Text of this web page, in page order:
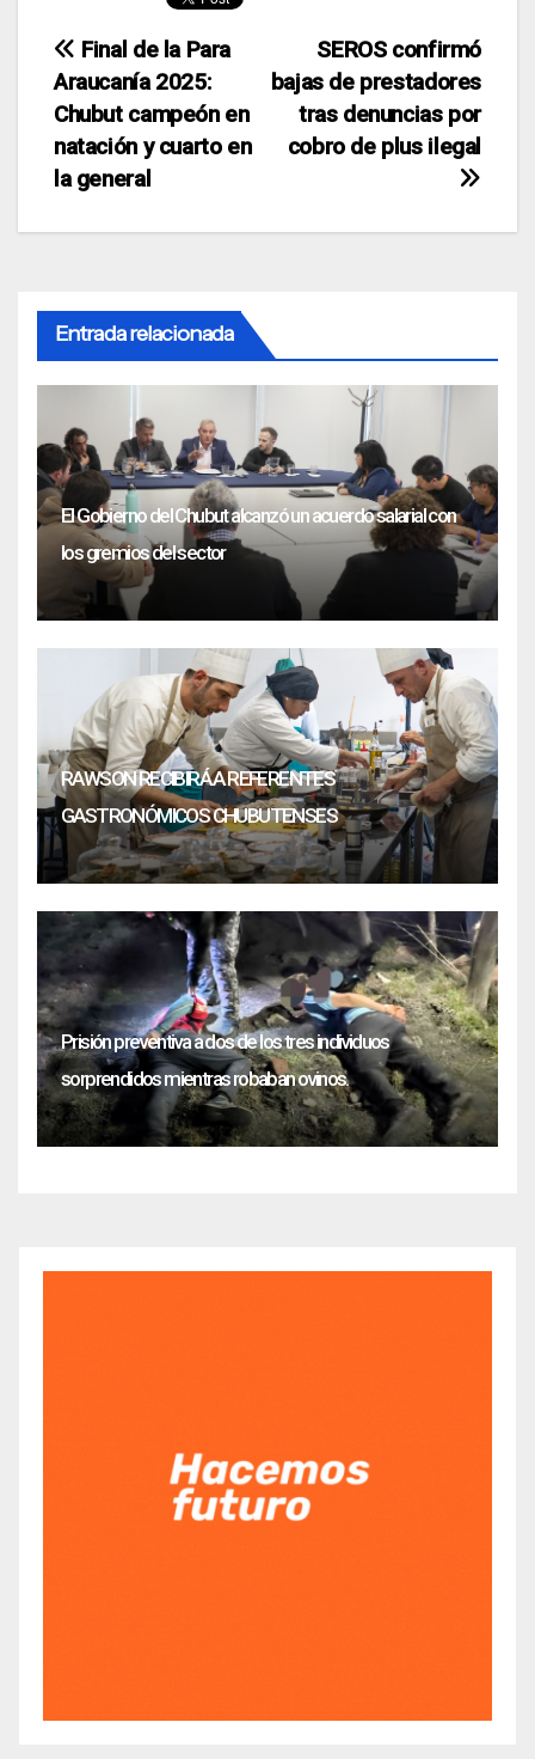
Navegación
de
entradas
SEROS confirmó
bajas de prestadores
tras denuncias por
cobro de plus ilegal
Final de la Para
Araucanía 2025:
Chubut campeón en
natación y cuarto en
la general
Entrada relacionada
El Gobierno del Chubut alcanzó un acuerdo salarial con
los gremios del sector
RAWSON RECIBIRÁ A REFERENTES
GASTRONÓMICOS CHUBUTENSES
Prisión preventiva a dos de los tres individuos
sorprendidos mientras robaban ovinos.